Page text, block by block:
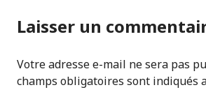
Laisser un
Votre adresse e-mail ne sera pas
champs obligatoires sont indiqués